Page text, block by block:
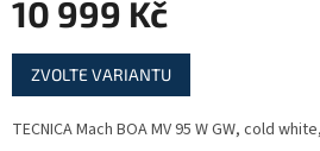
10 999 Kč
Měrná
cena:
ZVOLTE VARIANTU
TECNICA Mach BOA MV 95 W GW, cold